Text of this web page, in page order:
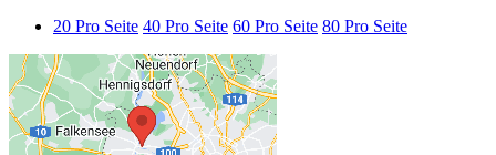
20 Pro Seite 40 Pro Seite 60 Pro Seite 80 Pro Seite